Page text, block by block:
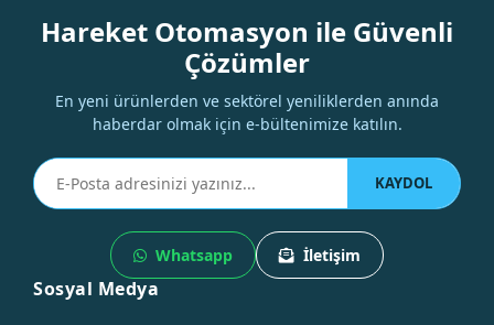
Hareket Otomasyon ile Güvenli
Çözümler
En yeni ürünlerden ve sektörel yeniliklerden anında
haberdar olmak için e-bültenimize katılın.
KAYDOL
Whatsapp İletişim
Sosyal Medya